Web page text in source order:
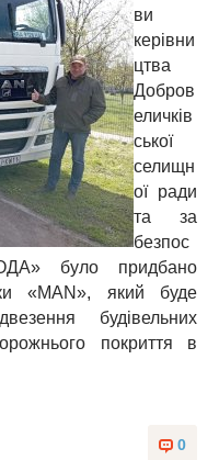
ви
керівни
цтва
Добров
еличків
ської
селищн
ої ради
та за
безпос
було придбано
«MAN», який буде
будівельних
покриття в
0